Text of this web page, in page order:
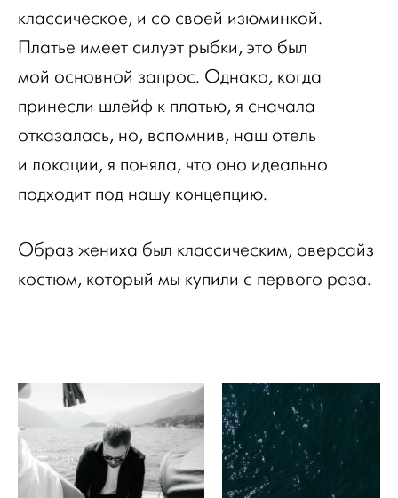
классическое, и со своей изюминкой.
Платье имеет силуэт рыбки, это был
мой основной запрос. Однако, когда
принесли шлейф к платью, я сначала
отказалась, но, вспомнив, наш отель
и локации, я поняла, что оно идеально
подходит под нашу концепцию.
Образ жениха был классическим, оверсайз
костюм, который мы купили с первого раза.